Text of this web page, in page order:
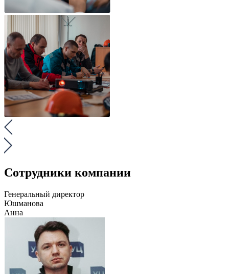
Сотрудники компании
Генеральный директор
Юшманова
Анна